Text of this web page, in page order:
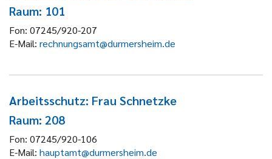
Raum: 101
Fon: 07245/920-207
E-Mail: rechnungsamt@durmersheim.de
Arbeitsschutz: Frau Schnetzke
Raum: 208
Fon: 07245/920-106
E-Mail: hauptamt@durmersheim.de